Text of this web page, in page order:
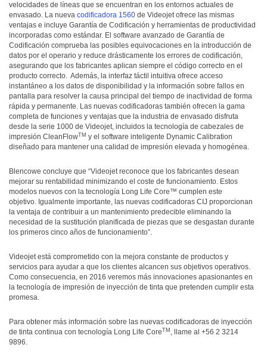
velocidades de líneas que se encuentran en los entornos actuales de
envasado. La nueva codificadora 1560 de Videojet ofrece las mismas
ventajas e incluye Garantía de Codificación y herramientas de productividad
incorporadas como estándar. El software avanzado de Garantía de
Codificación comprueba las posibles equivocaciones en la introducción de
datos por el operario y reduce drásticamente los errores de codificación,
asegurando que los fabricantes aplican siempre el código correcto en el
producto correcto. Además, la interfaz táctil intuitiva ofrece acceso
instantáneo a los datos de disponibilidad y la información sobre fallos en
pantalla para resolver la causa principal del tiempo de inactividad de forma
rápida y permanente. Las nuevas codificadoras también ofrecen la gama
completa de funciones y ventajas que la industria de envasado disfruta
desde la serie 1000 de Videojet, incluidos la tecnología de cabezales de
impresión CleanFlowTM y el software inteligente Dynamic Calibration
diseñado para mantener una calidad de impresión elevada y homogénea.
Blencowe concluye que “Videojet reconoce que los fabricantes desean
mejorar su rentabilidad minimizando el coste de funcionamiento. Estos
modelos nuevos con la tecnología Long Life Core™ cumplen este
objetivo. Igualmente importante, las nuevas codificadoras CIJ proporcionan
la ventaja de contribuir a un mantenimiento predecible eliminando la
necesidad de la sustitución planificada de piezas que se desgastan durante
los primeros cinco años de funcionamiento”.
Videojet está comprometido con la mejora constante de productos y
servicios para ayudar a que los clientes alcancen sus objetivos operativos.
Como consecuencia, en 2016 veremos más innovaciones apasionantes en
la tecnología de impresión de inyección de tinta que pretenden cumplir esta
promesa.
Para obtener más información sobre las nuevas codificadoras de inyección
de tinta continua con tecnología Long Life CoreTM , llame al +56 2 3214
9896.